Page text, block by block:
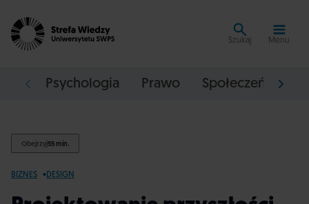
Szukaj Menu
Psychologia Prawo Społeczeństwo
Obejrzyj55 min.
BIZNES DESIGN